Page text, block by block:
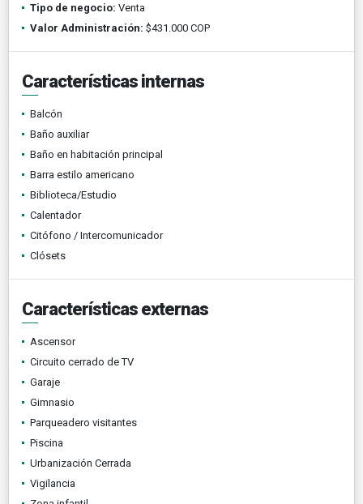
Tipo de negocio: Venta
Valor Administración: $431.000 COP
Características internas
Balcón
Baño auxiliar
Baño en habitación principal
Barra estilo americano
Biblioteca/Estudio
Calentador
Citófono / Intercomunicador
Clósets
Características externas
Ascensor
Circuito cerrado de TV
Garaje
Gimnasio
Parqueadero visitantes
Piscina
Urbanización Cerrada
Vigilancia